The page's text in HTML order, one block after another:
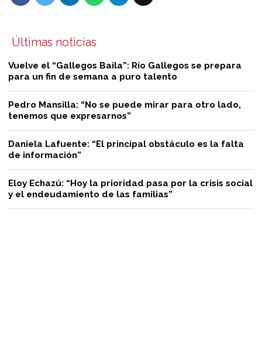
Últimas noticias
Vuelve el “Gallegos Baila”: Río Gallegos se prepara
para un fin de semana a puro talento
Pedro Mansilla: “No se puede mirar para otro lado,
tenemos que expresarnos”
Daniela Lafuente: “El principal obstáculo es la falta
de información”
Eloy Echazú: “Hoy la prioridad pasa por la crisis social
y el endeudamiento de las familias”